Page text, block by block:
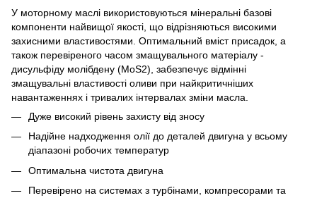
У моторному маслі використовуються мінеральні базові
компоненти найвищої якості, що відрізняються високими
захисними властивостями. Оптимальний вміст присадок, а
також перевіреного часом змащувального матеріалу -
дисульфіду молібдену (MoS2), забезпечує відмінні
змащувальні властивості оливи при найкритичніших
навантаженнях і тривалих інтервалах зміни масла.
Дуже високий рівень захисту від зносу
Надійне надходження олії до деталей двигуна у всьому
діапазоні робочих температур
Оптимальна чистота двигуна
Перевірено на системах з турбінами, компресорами та